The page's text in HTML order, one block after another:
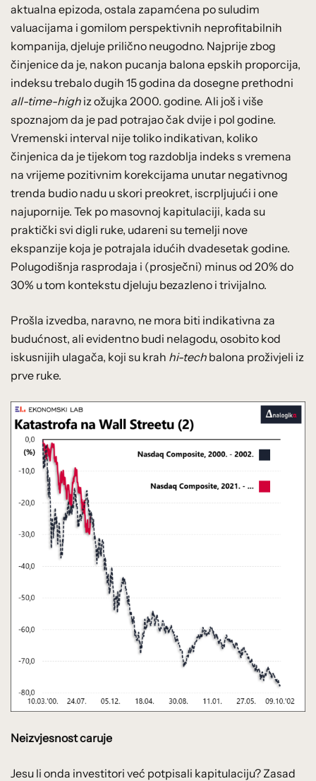
aktualna epizoda, ostala zapamćena po suludim
valuacijama i gomilom perspektivnih neprofitabilnih
kompanija, djeluje prilično neugodno. Najprije zbog
činjenice da je, nakon pucanja balona epskih proporcija,
indeksu trebalo dugih 15 godina da dosegne prethodni
all-time-high iz ožujka 2000. godine. Ali još i više
spoznajom da je pad potrajao čak dvije i pol godine.
Vremenski interval nije toliko indikativan, koliko
činjenica da je tijekom tog razdoblja indeks s vremena
na vrijeme pozitivnim korekcijama unutar negativnog
trenda budio nadu u skori preokret, iscrpljujući i one
najupornije. Tek po masovnoj kapitulaciji, kada su
praktički svi digli ruke, udareni su temelji nove
ekspanzije koja je potrajala idućih dvadesetak godine.
Polugodišnja rasprodaja i (prosječni) minus od 20% do
30% u tom kontekstu djeluju bezazleno i trivijalno.
Prošla izvedba, naravno, ne mora biti indikativna za
budućnost, ali evidentno budi nelagodu, osobito kod
iskusnijih ulagača, koji su krah hi-tech balona proživjeli iz
prve ruke.
Neizvjesnost caruje
Jesu li onda investitori već potpisali kapitulaciju? Zasad